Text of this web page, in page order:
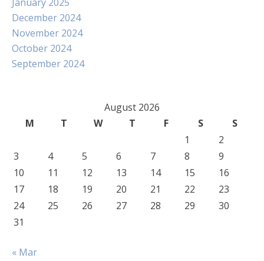
December 2024
November 2024
October 2024
September 2024
August 2026
M
T W T F S
S
1
2
3
4 5 6 7 8
9
10
11 12 13 14 15
16
17
18 19 20 21 22
23
24
25 26 27 28 29
30
31
« Mar